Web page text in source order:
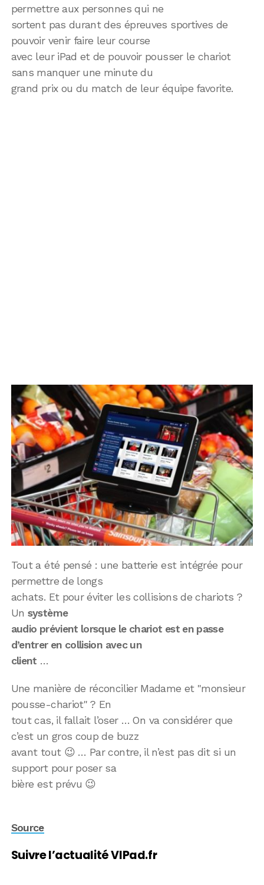
permettre aux personnes qui ne
sortent pas durant des épreuves sportives de
pouvoir venir faire leur course
avec leur iPad et de pouvoir pousser le chariot
sans manquer une minute du
grand prix ou du match de leur équipe favorite.
Tout a été pensé : une batterie est intégrée pour
permettre de longs
achats. Et pour éviter les collisions de chariots ?
Un système
audio prévient lorsque le chariot est en passe
d’entrer en collision avec un
client …
Une manière de réconcilier Madame et "monsieur
pousse-chariot" ? En
tout cas, il fallait l’oser … On va considérer que
c’est un gros coup de buzz
avant tout 😉 … Par contre, il n’est pas dit si un
support pour poser sa
bière est prévu 😉
Source
Suivre l’actualité VIPad.fr